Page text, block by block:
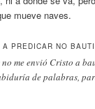
mueve naves.
PREDICAR NO
me envió Cristo a
de palabras,